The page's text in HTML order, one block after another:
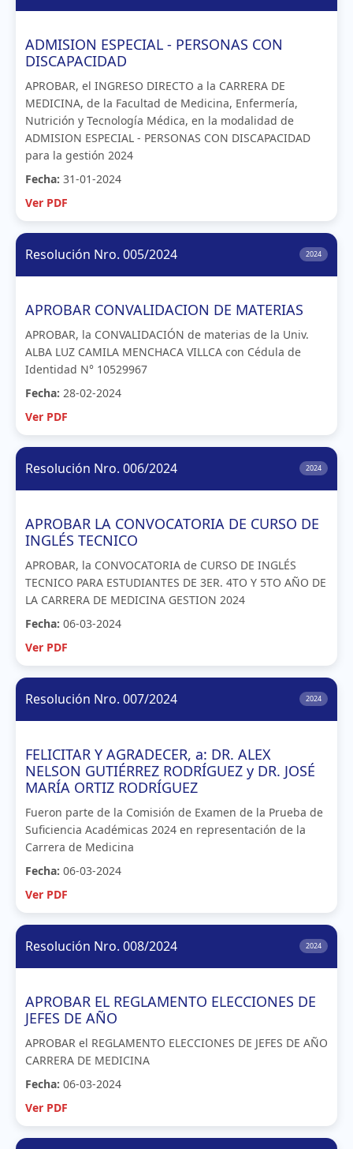
ADMISION ESPECIAL - PERSONAS CON
DISCAPACIDAD
APROBAR, el INGRESO DIRECTO a la CARRERA DE
MEDICINA, de la Facultad de Medicina, Enfermería,
Nutrición y Tecnología Médica, en la modalidad de
ADMISION ESPECIAL - PERSONAS CON DISCAPACIDAD
para la gestión 2024
Fecha: 31-01-2024
Ver PDF
Resolución Nro. 005/2024 2024
APROBAR CONVALIDACION DE MATERIAS
APROBAR, la CONVALIDACIÓN de materias de la Univ.
ALBA LUZ CAMILA MENCHACA VILLCA con Cédula de
Identidad N° 10529967
Fecha: 28-02-2024
Ver PDF
Resolución Nro. 006/2024 2024
APROBAR LA CONVOCATORIA DE CURSO DE
INGLÉS TECNICO
APROBAR, la CONVOCATORIA de CURSO DE INGLÉS
TECNICO PARA ESTUDIANTES DE 3ER. 4TO Y 5TO AÑO DE
LA CARRERA DE MEDICINA GESTION 2024
Fecha: 06-03-2024
Ver PDF
Resolución Nro. 007/2024 2024
FELICITAR Y AGRADECER, a: DR. ALEX
NELSON GUTIÉRREZ RODRÍGUEZ y DR. JOSÉ
MARÍA ORTIZ RODRÍGUEZ
Fueron parte de la Comisión de Examen de la Prueba de
Suficiencia Académicas 2024 en representación de la
Carrera de Medicina
Fecha: 06-03-2024
Ver PDF
Resolución Nro. 008/2024 2024
APROBAR EL REGLAMENTO ELECCIONES DE
JEFES DE AÑO
APROBAR el REGLAMENTO ELECCIONES DE JEFES DE AÑO
CARRERA DE MEDICINA
Fecha: 06-03-2024
Ver PDF